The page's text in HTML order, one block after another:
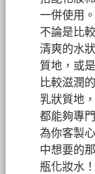
一併使用。
不論是比較
清爽的水狀
質地，或是
比較滋潤的
乳狀質地，
都能夠專門
為你客製心
中想要的那
瓶化妝水！